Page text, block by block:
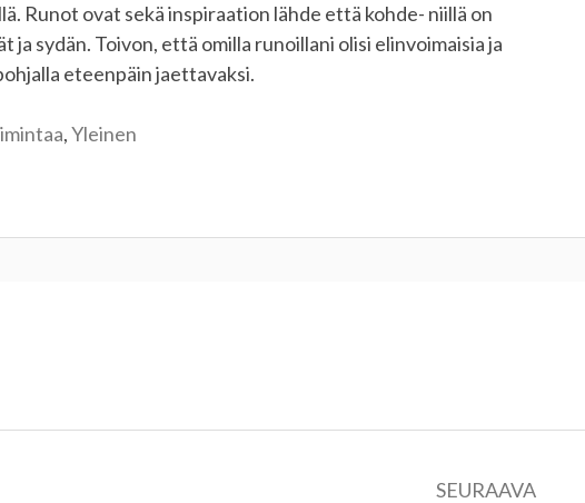
Runot ovat sekä inspiraation lähde että kohde- niillä on
ja sydän. Toivon, että omilla runoillani olisi elinvoimaisia ja
eteenpäin jaettavaksi.
,Yleinen
SEURAAVA